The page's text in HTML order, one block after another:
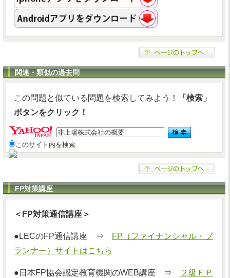
関連・類似の過去問
この問題と似ている問題を検索してみよう！
「検索」
ボタンをクリック！
このサイト内を検索
FP対策講座
＜FP対策通信講座＞
●LECのFP通信講座 ⇒
FP（ファイナンシャル・プ
ランナー）サイトはこちら
●日本FP協会認定教育機関のWEB講座 ⇒
２級ＦＰ